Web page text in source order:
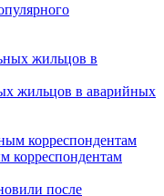
жильцов в аварийных
корреспондентам